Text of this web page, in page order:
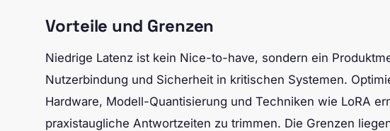
Vorteile und Grenzen
Niedrige Latenz ist kein Nice-to-have, sondern ein
Nutzerbindung und Sicherheit in kritischen Systemen.
Hardware, Modell-Quantisierung und Techniken wie LoRA
praxistaugliche Antwortzeiten zu trimmen. Die Grenzen